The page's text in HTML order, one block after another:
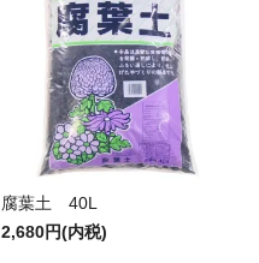
腐葉土 40L
2,680円(内税)